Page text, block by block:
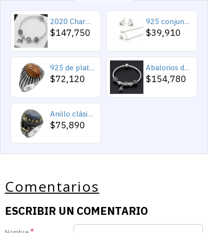
2020 Charms y cuentas de corazón, pulseras románticas de Cupido de circón rosa, joyería DIY, corazones en toda la prenda
$147,750
925 conjuntos de joyas de plata para 2019 conjunto de collares de corazón de amor para mujer regalo de joyería de boda
$39,910
925 de plata esterlina Simple personalidad Natural de ágata loco de piedra de los hombres y las mujeres anillos de tendencia Retro turco de los hombres anillos de boda
$72,120
Abalorios de plata esterlina 925 pura, abalorios de animales, elefante, hipopótamo, corazones, pulsera artesanal
$154,780
Anillo clásico de plata 925 para hombre con castillo de labradorita Natural, anillo de compromiso Retro Punk auspicioso de Turquía Constantinople
$75,890
Comentarios
ESCRIBIR UN COMENTARIO